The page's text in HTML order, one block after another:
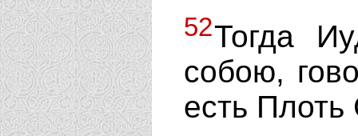
52Тогда
собою,
есть